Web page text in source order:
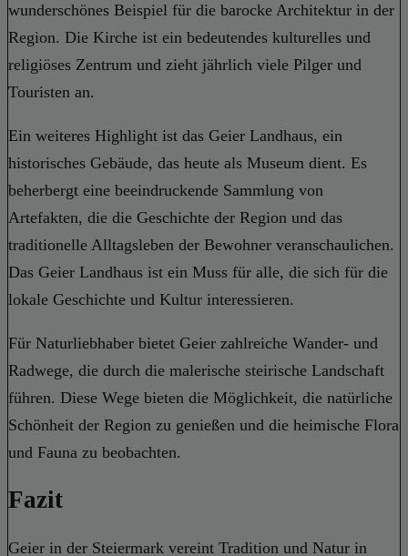
wunderschönes Beispiel für die barocke Architektur in der
Region. Die Kirche ist ein bedeutendes kulturelles und
religiöses Zentrum und zieht jährlich viele Pilger und
Touristen an.
Ein weiteres Highlight ist das Geier Landhaus, ein
historisches Gebäude, das heute als Museum dient. Es
beherbergt eine beeindruckende Sammlung von
Artefakten, die die Geschichte der Region und das
traditionelle Alltagsleben der Bewohner veranschaulichen.
Das Geier Landhaus ist ein Muss für alle, die sich für die
lokale Geschichte und Kultur interessieren.
Für Naturliebhaber bietet Geier zahlreiche Wander- und
Radwege, die durch die malerische steirische Landschaft
führen. Diese Wege bieten die Möglichkeit, die natürliche
Schönheit der Region zu genießen und die heimische Flora
und Fauna zu beobachten.
Fazit
Geier in der Steiermark vereint Tradition und Natur in